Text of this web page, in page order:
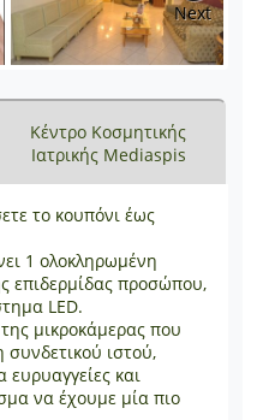
Next
Κέντρο Κοσμητικής
Ιατρικής Mediaspis
το κουπόνι έως
1 ολοκληρωμένη
επιδερμίδας προσώπου,
LED.
μικροκάμερας που
συνδετικού ιστού,
ευρυαγγείες και
να έχουμε μία πιο